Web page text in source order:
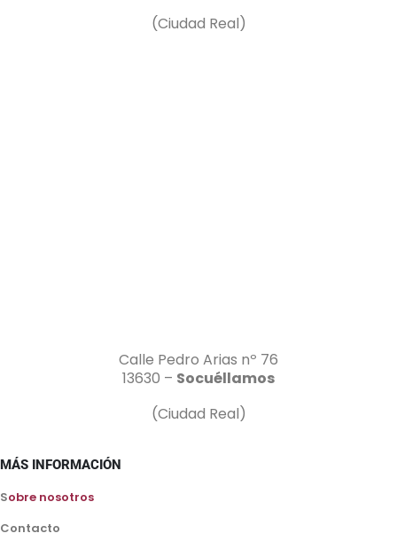
(Ciudad Real)
Calle Pedro Arias nº 76
13630 – Socuéllamos
(Ciudad Real)
MÁS INFORMACIÓN
Sobre nosotros
Contacto